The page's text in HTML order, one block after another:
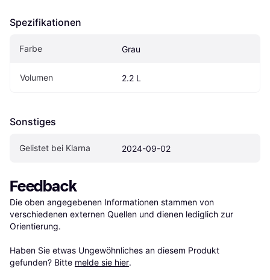
Spezifikationen
Farbe Grau
Volumen 2.2 L
Sonstiges
Gelistet bei Klarna 2024-09-02
Feedback
Die oben angegebenen Informationen stammen von
verschiedenen externen Quellen und dienen lediglich zur
Orientierung.
Haben Sie etwas Ungewöhnliches an diesem Produkt
gefunden? Bitte melde sie hier.